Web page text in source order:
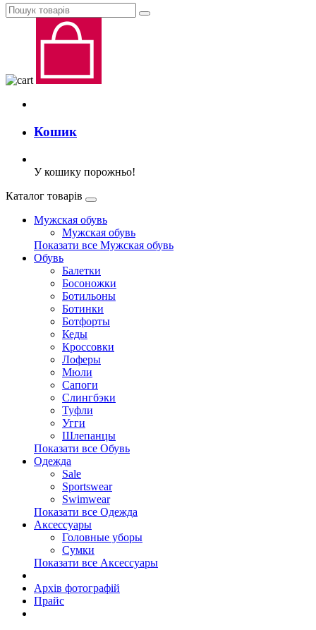
Кошик
У кошику порожньо!
Каталог товарів
Мужская обувь
Мужская обувь
Показати все Мужская обувь
Обувь
Балетки
Босоножки
Ботильоны
Ботинки
Ботфорты
Кеды
Кроссовки
Лоферы
Мюли
Сапоги
Слингбэки
Туфли
Угги
Шлепанцы
Показати все Обувь
Одежда
Sale
Sportswear
Swimwear
Показати все Одежда
Аксессуары
Головные уборы
Сумки
Показати все Аксессуары
Архів фотографій
Прайс